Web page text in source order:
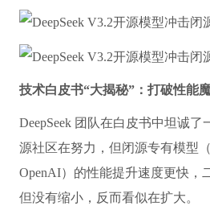
技术白皮书“大揭秘”：打破性能
DeepSeek 团队在白皮书中坦诚
源社区在努力，但闭源专有模型（
OpenAI）的性能提升速度更快，
但没有缩小，反而看似在扩大。